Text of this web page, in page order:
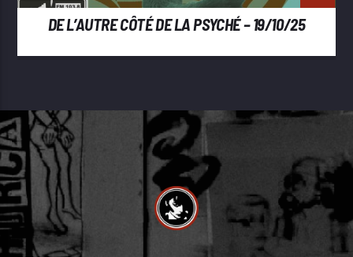
DE L’AUTRE CÔTÉ DE LA PSYCHÉ – 19/10/25